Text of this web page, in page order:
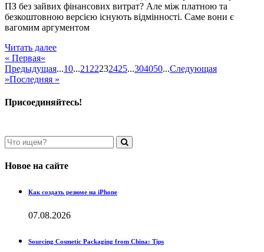
ПЗ без зайвих фінансових витрат? Але між платною та
безкоштовною версією існують відмінності. Саме вони є
вагомим аргументом
Читать далее
« Первая«
Предыдущая...10...21 22232425...304050...Следующая
»Последняя »
Присоединяйтесь!
Новое на сайте
Как создать резюме на iPhone
07.08.2026
Sourcing Cosmetic Packaging from China: Tips